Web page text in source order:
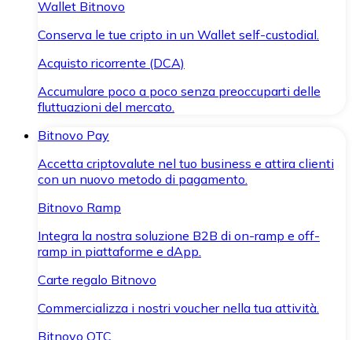
Wallet Bitnovo
Conserva le tue cripto in un Wallet self-custodial.
Acquisto ricorrente (DCA)
Accumulare poco a poco senza preoccuparti delle
fluttuazioni del mercato.
Bitnovo Pay
Accetta criptovalute nel tuo business e attira clienti
con un nuovo metodo di pagamento.
Bitnovo Ramp
Integra la nostra soluzione B2B di on-ramp e off-
ramp in piattaforme e dApp.
Carte regalo Bitnovo
Commercializza i nostri voucher nella tua attività.
Bitnovo OTC